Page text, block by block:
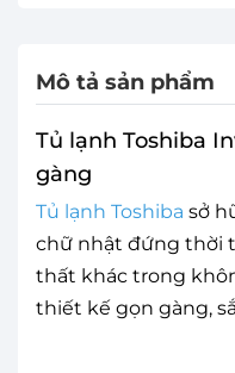
Mô tả sản phẩm
Tủ lạnh Toshiba
gàng
Tủ lạnh Toshiba sở
chữ nhật đứng thời
thất khác trong
thiết kế gọn gàng,